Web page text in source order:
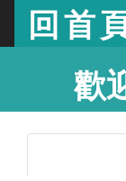
回首
歡